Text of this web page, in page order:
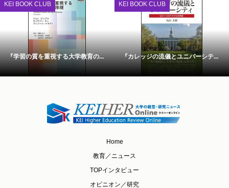
KEI BOOK CLUB
『学習の質を重視する大学教育の...
KEI BOOK CLUB
『カレッジの流儀とユニバーシテ...
Home
教育／ニュース
TOPインタビュー
オピニオン／研究